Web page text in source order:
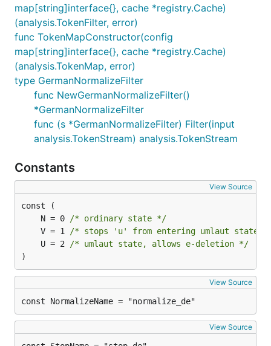
map[string]interface{}, cache *registry.Cache)
(analysis.TokenFilter, error)
func TokenMapConstructor(config
map[string]interface{}, cache *registry.Cache)
(analysis.TokenMap, error)
type GermanNormalizeFilter
func NewGermanNormalizeFilter()
*GermanNormalizeFilter
func (s *GermanNormalizeFilter) Filter(input
analysis.TokenStream) analysis.TokenStream
Constants
View Source
	N = 0
/* ordinary state */
	V = 1
/* stops 'u' from entering umlaut state
	U = 2
/* umlaut state, allows e-deletion */
)
View Source
const NormalizeName = "normalize_de"
View Source